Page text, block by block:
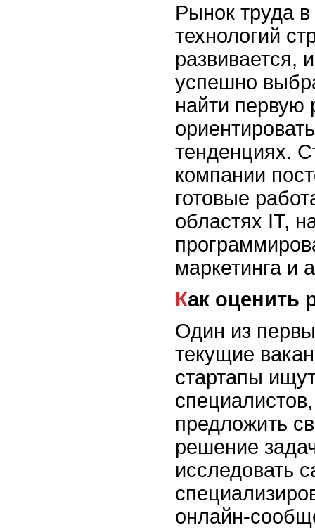
Рынок труда
технологий
развивается,
успешно
найти первую
тенденциях.
компании
готовые
областях IT,
маркетинга и
Как
Один из
текущие
стартапы
предложить
решение
исследовать
онлайн-